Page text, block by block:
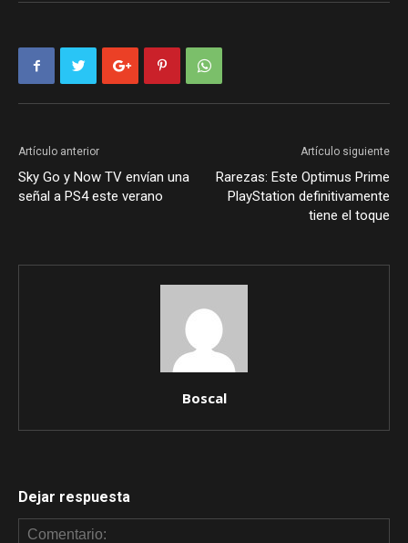
Artículo anterior
Sky Go y Now TV envían una
señal a PS4 este verano
Artículo siguiente
Rarezas: Este Optimus Prime
PlayStation definitivamente
tiene el toque
Boscal
Dejar respuesta